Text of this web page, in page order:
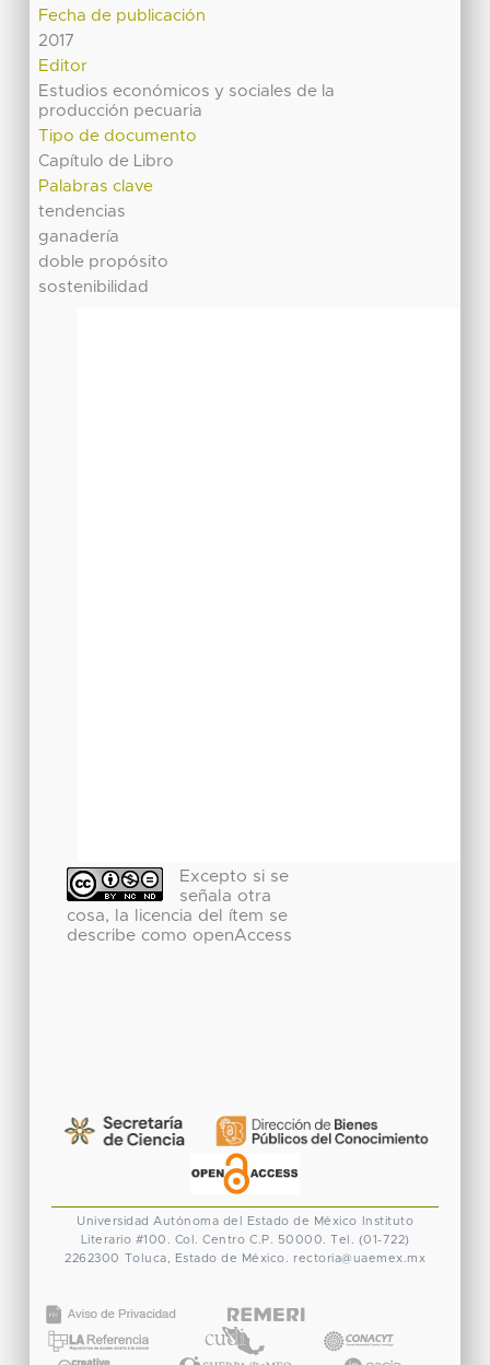
Fecha de publicación
2017
Editor
Estudios económicos y sociales de la
producción pecuaria
Tipo de documento
Capítulo de Libro
Palabras clave
tendencias
ganadería
doble propósito
sostenibilidad
Excepto si se
señala otra
cosa, la licencia del ítem se
describe como openAccess
Universidad Autónoma del Estado de México
Instituto
Literario #100. Col. Centro C.P. 50000. Tel. (01-722)
2262300 Toluca, Estado de México. rectoria@uaemex.mx